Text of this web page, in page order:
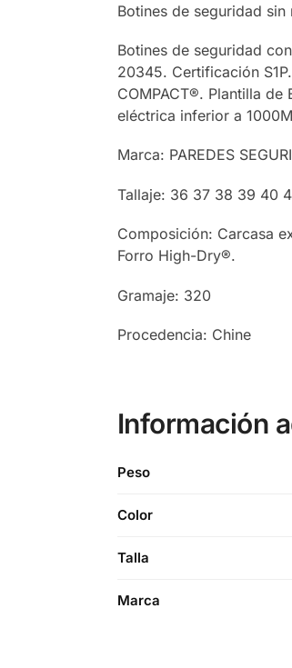
Botines de seguridad sin
Botines de seguridad
20345. Certificación
COMPACT®. Plantilla
eléctrica inferior a
Marca: PAREDES
Tallaje: 36 37 38 39 40
Composición: Carcasa
Forro High-Dry®.
Gramaje: 320
Procedencia: Chine
Información
Peso
Color
Talla
Marca